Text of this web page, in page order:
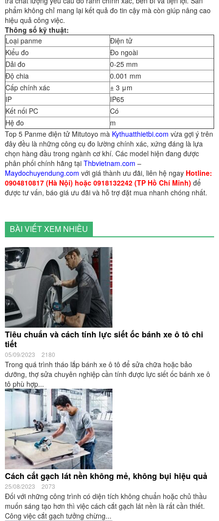
phẩm không chỉ mang lại kết quả đo tin cậy mà còn giúp nâng cao
hiệu quả công việc.
Thông số kỹ thuật:
Loại panme
Điện tử
Kiểu đo
Đo ngoài
Dải đo
0-25 mm
Độ chia
0.001 mm
Cấp chính xác
± 3 μm
IP
IP65
Kết nối PC
Có
Hệ đo
m
Top 5 Panme điện tử Mitutoyo mà Kythuatthietbi.com vừa gợi ý trên
đây đều là những công cụ đo lường chính xác, xứng đáng là lựa
chọn hàng đầu trong ngành cơ khí. Các model hiện đang được
phân phối chính hãng tại Thbvietnam.com –
Maydochuyendung.com với giá thành ưu đãi, liên hệ ngay Hotline:
0904810817 (Hà Nội) hoặc 0918132242 (TP Hồ Chí Minh) để
được tư vấn, báo giá ưu đãi và hỗ trợ đặt mua nhanh chóng nhất.
BÀI VIẾT XEM NHIỀU
Tiêu chuẩn và cách tính lực siết ốc bánh xe ô tô chi
tiết
05/09/2023 2180
Trong quá trình tháo lắp bánh xe ô tô để sửa chữa hoặc bảo
dưỡng, thợ sửa chuyên nghiệp cần tính được lực siết ốc bánh xe ô
tô phù hợp...
Cách cắt gạch lát nền không mẻ, không bụi hiệu quả
25/08/2023 2073
Đối với những công trình có diện tích không chuẩn hoặc chủ thầu
muốn sáng tạo hơn thì việc cách cắt gạch lát nền là rất cần thiết.
Công việc cắt gạch tưởng chừng...